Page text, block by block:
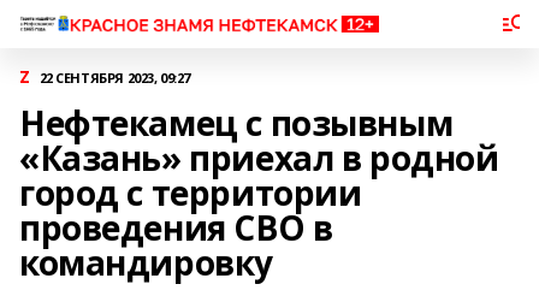
Z 22 СЕНТЯБРЯ 2023, 09:27
Нефтекамец с позывным
«Казань» приехал в родной
город с территории
проведения СВО в
командировку